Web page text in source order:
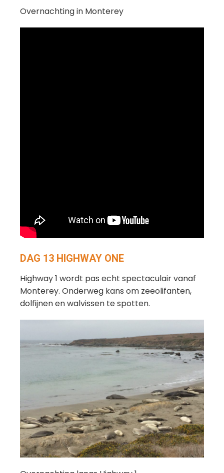
Overnachting in Monterey
DAG 13 HIGHWAY ONE
Highway 1 wordt pas echt spectaculair vanaf
Monterey. Onderweg kans om zeeolifanten,
dolfijnen en walvissen te spotten.